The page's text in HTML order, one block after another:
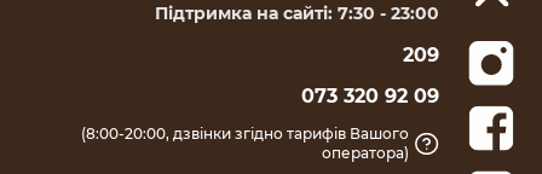
Підтримка на сайті: 7:30 - 23:00
209
073 320 92 09
(8:00-20:00, дзвінки згідно тарифів Вашого
оператора)